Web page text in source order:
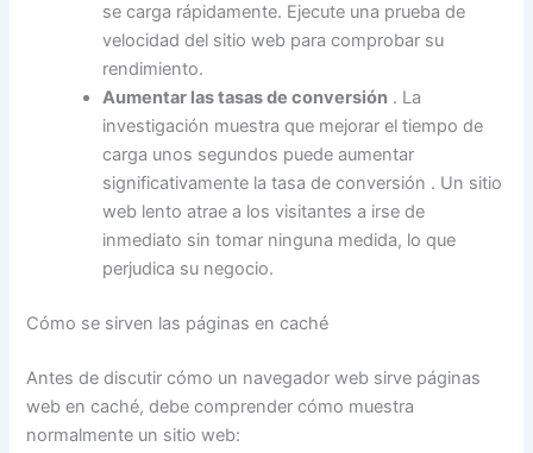
se carga rápidamente. Ejecute una prueba de
velocidad del sitio web para comprobar su
rendimiento.
Aumentar las tasas de conversión . La
investigación muestra que mejorar el tiempo de
carga unos segundos puedeaumentar
significativamente la tasa de conversión . Un sitio
web lento atrae a los visitantes a irse de
inmediato sin tomar ninguna medida, lo que
perjudica su negocio.
Cómo se sirven las páginas en caché
Antes de discutir cómo un navegador web sirve páginas
web en caché, debe comprender cómo muestra
normalmente un sitio web: